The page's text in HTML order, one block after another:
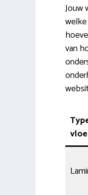
Jouw
van